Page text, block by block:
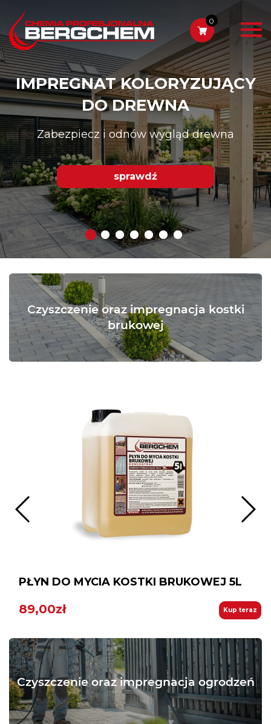
0
IMPREGNAT KOLORYZUJĄCY
DO DREWNA
Zabezpiecz i odnów wygląd drewna
sprawdź
Czyszczenie oraz impregnacja kostki
brukowej
PŁYN DO MYCIA KOSTKI BRUKOWEJ 5L
89,00zł Kup teraz
Czyszczenie oraz impregnacja ogrodzeń